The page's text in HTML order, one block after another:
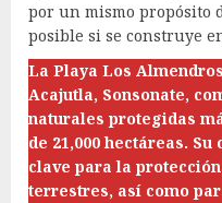
por un mismo propósito
posible si se construye
La Playa Los
Acajutla, Sonsonate,
naturales protegidas
de 21,000 hectáreas.
clave para la
terrestres, así como